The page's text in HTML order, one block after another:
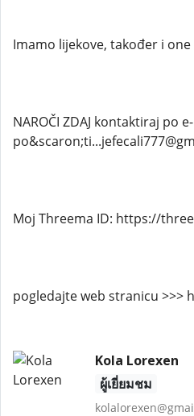
Imamo lijekove, također i
NAROČI ZDAJ kontaktiraj po e-
Moj Threema ID: https://
pogledajte web stranicu >>>
Kola Lorexen
ผู้เยี่ยมชม